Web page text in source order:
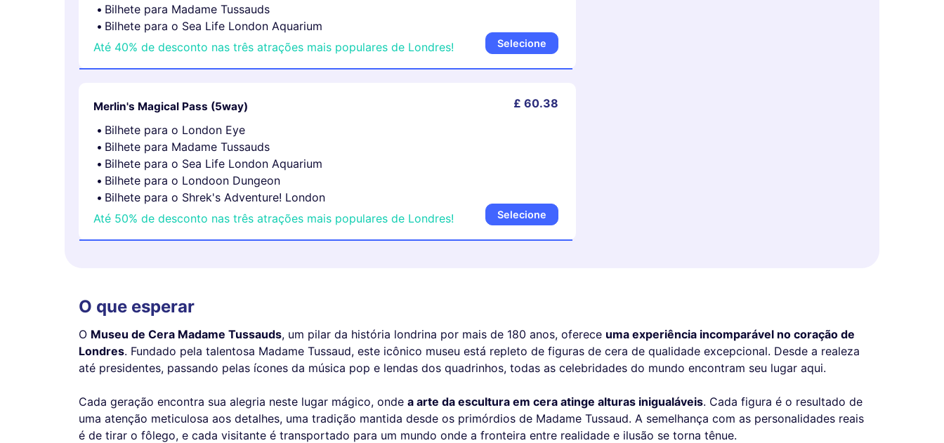
Bilhete para Madame Tussauds
Bilhete para o Sea Life London Aquarium
Até 40% de desconto nas três atrações mais populares de Londres!
Selecione
Merlin's Magical Pass (5way)
Bilhete para o London Eye
Bilhete para Madame Tussauds
Bilhete para o Sea Life London Aquarium
Bilhete para o Londoon Dungeon
Bilhete para o Shrek's Adventure! London
Até 50% de desconto nas três atrações mais populares de Londres!
£ 60.38
Selecione
O que esperar
O Museu de Cera Madame Tussauds, um pilar da história londrina por mais de 180 anos, oferece uma experiência incomparável no coração de
Londres. Fundado pela talentosa Madame Tussaud, este icônico museu está repleto de figuras de cera de qualidade excepcional. Desde a realeza
até presidentes, passando pelas ícones da música pop e lendas dos quadrinhos, todas as celebridades do mundo encontram seu lugar aqui.
Cada geração encontra sua alegria neste lugar mágico, onde a arte da escultura em cera atinge alturas inigualáveis. Cada figura é o resultado de
uma atenção meticulosa aos detalhes, uma tradição mantida desde os primórdios de Madame Tussaud. A semelhança com as personalidades reais
é de tirar o fôlego, e cada visitante é transportado para um mundo onde a fronteira entre realidade e ilusão se torna tênue.